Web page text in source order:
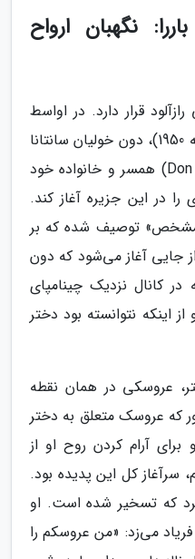
نگهبان ارواح
قرار دارد. در اواسط
قرن بیستم (به‌طور مشخص دهه 1950)، دون خولیان سانتانا
باررا (Don Julián Santana Barrera) همسر و خانواده خود
را در این جزیره آغاز کند.
توصیف شده که بر
از جایی آغاز می‌شود که دون
کانال نزدیک چینامپای
اینکه نتوانسته بود دختر
عروسکی در همان نقطه
که عروسک متعلق به دختر
آرام کردن روح او از
سرآغاز کل این پدیده بود.
که تسخیر شده است. او
می‌زد: «من عروسکم را